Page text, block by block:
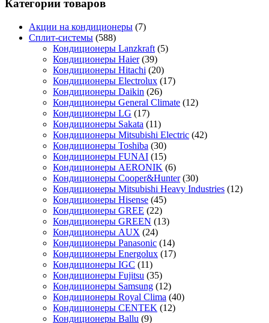
Категории товаров
Акции на кондиционеры (7)
Сплит-системы (588)
Кондиционеры Lanzkraft (5)
Кондиционеры Haier (39)
Кондиционеры Hitachi (20)
Кондиционеры Electrolux (17)
Кондиционеры Daikin (26)
Кондиционеры General Climate (12)
Кондиционеры LG (17)
Кондиционеры Sakata (11)
Кондиционеры Mitsubishi Electric (42)
Кондиционеры Toshiba (30)
Кондиционеры FUNAI (15)
Кондиционеры AERONIK (6)
Кондиционеры Cooper&Hunter (30)
Кондиционеры Mitsubishi Heavy Industries (12)
Кондиционеры Hisense (45)
Кондиционеры GREE (22)
Кондиционеры GREEN (13)
Кондиционеры AUX (24)
Кондиционеры Panasonic (14)
Кондиционеры Energolux (17)
Кондиционеры IGC (11)
Кондиционеры Fujitsu (35)
Кондиционеры Samsung (12)
Кондиционеры Royal Clima (40)
Кондиционеры CENTEK (12)
Кондиционеры Ballu (9)